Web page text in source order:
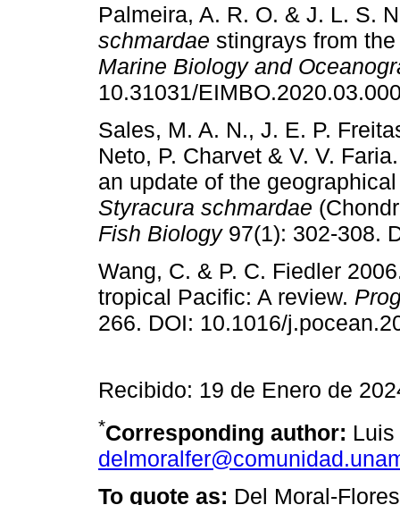
Palmeira, A. R. O. & J. L. S.
schmardae stingrays from
Marine Biology and
10.31031/
Sales, M. A. N., J. E. P.
Neto, P. Charvet & V. V.
an update of the
Styracura schmardae
Fish Biology97(1): 302-308.
Wang, C. & P. C. Fiedler
tropical Pacific: A review.
266. DOI: 10.1016/
Recibido: 19 de Enero de
*Corresponding author:
To quote as: Del Moral-